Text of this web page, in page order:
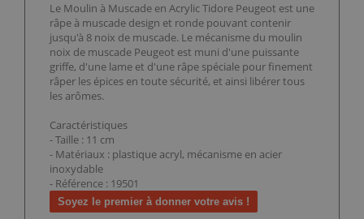
Le Moulin à Muscade en Acrylic Tidore Peugeot est une
râpe à muscade design et ronde pouvant contenir
jusqu'à 8 noix de muscade. Le mécanisme du moulin
noix de muscade Peugeot est muni d'une puissante
griffe, d'une lame et d'une râpe spéciale pour finement
râper les épices en toute sécurité, et ainsi libérer tous
les arômes.
Caractéristiques
- Taille : 11 cm
- Matériaux : plastique acryl, mécanisme en acier
inoxydable
- Référence : 19501
Soyez le premier à donner votre avis !